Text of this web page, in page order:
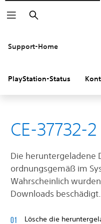
Suchen
Support-Home
PlayStation-Status
CE-37732-2
Die heruntergeladene
ordnungsgemäß im
Wahrscheinlich
Downloads beschädigt.
Lösche die